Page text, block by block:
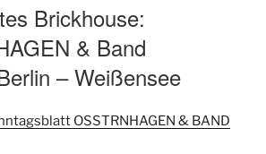
Brickhouse:
& Band
– Weißensee
OSSTRNHAGEN & BAND